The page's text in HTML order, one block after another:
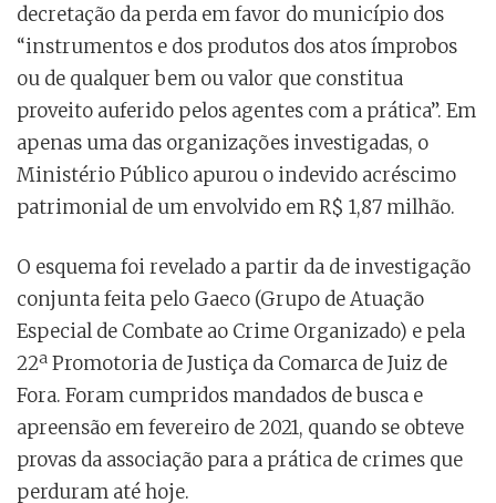
decretação da perda em favor do município dos
“instrumentos e dos produtos dos atos ímprobos
ou de qualquer bem ou valor que constitua
proveito auferido pelos agentes com a prática”. Em
apenas uma das organizações investigadas, o
Ministério Público apurou o indevido acréscimo
patrimonial de um envolvido em R$ 1,87 milhão.
O esquema foi revelado a partir da de investigação
conjunta feita pelo Gaeco (Grupo de Atuação
Especial de Combate ao Crime Organizado) e pela
22ª Promotoria de Justiça da Comarca de Juiz de
Fora. Foram cumpridos mandados de busca e
apreensão em fevereiro de 2021, quando se obteve
provas da associação para a prática de crimes que
perduram até hoje.